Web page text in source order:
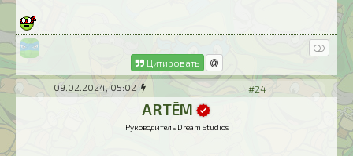
Цитировать
09.02.2024, 05:02 #24
ARTЁM
Руководитель Dream Studios